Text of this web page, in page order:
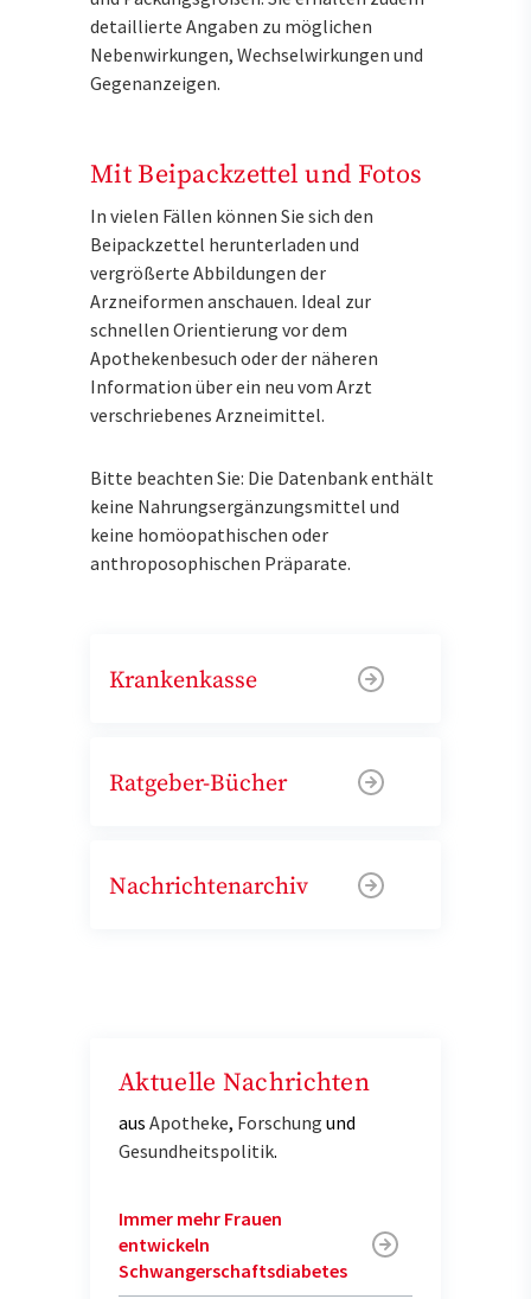
detaillierte Angaben zu möglichen
Nebenwirkungen, Wechselwirkungen und
Gegenanzeigen.
Mit Beipackzettel und Fotos
In vielen Fällen können Sie sich den
Beipackzettel herunterladen und
vergrößerte Abbildungen der
Arzneiformen anschauen. Ideal zur
schnellen Orientierung vor dem
Apothekenbesuch oder der näheren
Information über ein neu vom Arzt
verschriebenes Arzneimittel.
Bitte beachten Sie: Die Datenbank enthält
keine Nahrungsergänzungsmittel und
keine homöopathischen oder
anthroposophischen Präparate.
Krankenkasse
Ratgeber-Bücher
Nachrichtenarchiv
Aktuelle Nachrichten
aus Apotheke, Forschung und
Gesundheitspolitik.
Immer mehr Frauen
entwickeln
Schwangerschaftsdiabetes